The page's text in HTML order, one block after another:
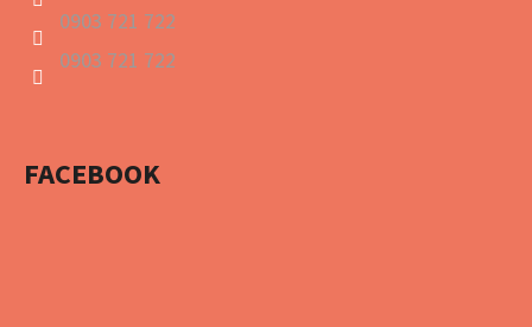
0903 721 722
0903 721 722
FACEBOOK